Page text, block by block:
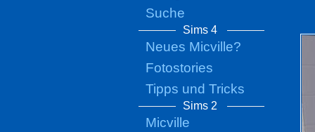
Suche
Sims 4
Neues Micville?
Fotostories
Tipps und Tricks
Sims 2
Micville